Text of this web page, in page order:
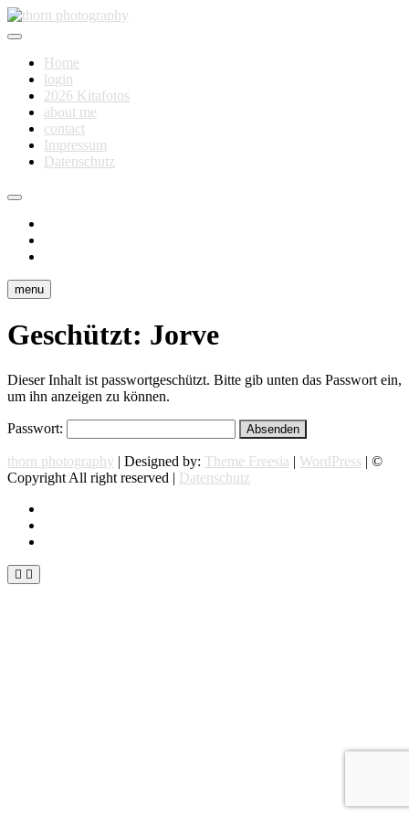
Skip
to
thorn photography
Fotografie für Dich
Home
login
2026 Kitafotos
about me
contact
Impressum
Datenschutz
menu
Geschützt: Jorve
Dieser Inhalt ist passwortgeschützt. Bitte gib unten das Passwort ein,
um ihn anzeigen zu können.
Passwort:
thorn photography | Designed by: Theme Freesia | WordPress | ©
Copyright All right reserved | Datenschutz